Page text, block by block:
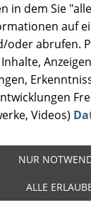
in dem Sie
auf
oder abrufen.
Videos)
NUR
ALLE